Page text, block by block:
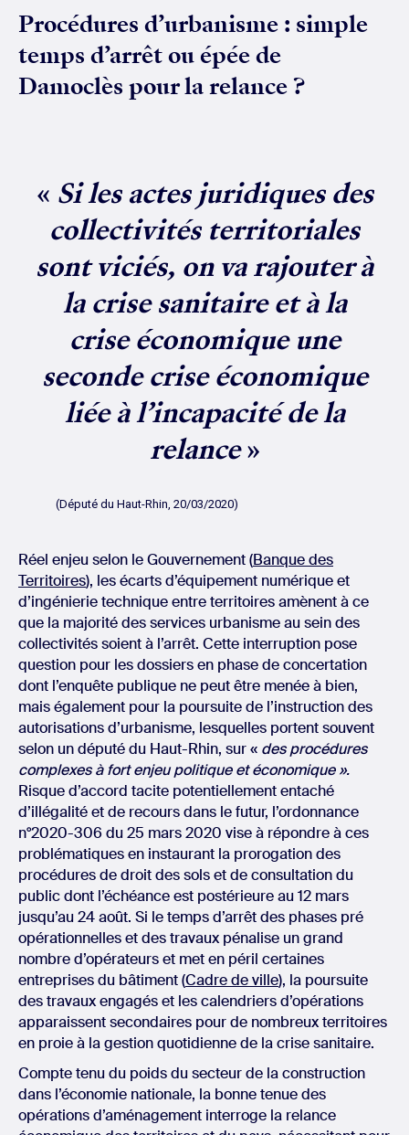
Procédures d’urbanisme : simple
temps d’arrêt ou épée de
Damoclès pour la relance ?
« Si les actes juridiques des
collectivités territoriales
sont viciés, on va rajouter à
la crise sanitaire et à la
crise économique une
seconde crise économique
liée à l’incapacité de la
relance»
(Député du Haut-Rhin, 20/03/2020)
Réel enjeu selon le Gouvernement (Banque des
Territoires), les écarts d’équipement numérique et
d’ingénierie technique entre territoires amènent à ce
que la majorité des services urbanisme au sein des
collectivités soient à l’arrêt. Cette interruption pose
question pour les dossiers en phase de concertation
dont l’enquête publique ne peut être menée à bien,
mais également pour la poursuite de l’instruction des
autorisations d’urbanisme, lesquelles portent souvent
selon un député du Haut-Rhin, sur « des procédures
complexes à fort enjeu politique et économique ».
Risque d’accord tacite potentiellement entaché
d’illégalité et de recours dans le futur, l’ordonnance
n°2020-306 du 25 mars 2020 vise à répondre à ces
problématiques en instaurant la prorogation des
procédures de droit des sols et de consultation du
public dont l’échéance est postérieure au 12 mars
jusqu’au 24 août. Si le temps d’arrêt des phases pré
opérationnelles et des travaux pénalise un grand
nombre d’opérateurs et met en péril certaines
entreprises du bâtiment (Cadre de ville), la poursuite
des travaux engagés et les calendriers d’opérations
apparaissent secondaires pour de nombreux territoires
en proie à la gestion quotidienne de la crise sanitaire.
Compte tenu du poids du secteur de la construction
dans l’économie nationale, la bonne tenue des
opérations d’aménagement interroge la relance